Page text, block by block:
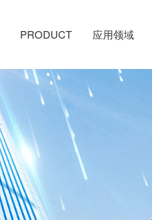
PRODUCT 应用领域